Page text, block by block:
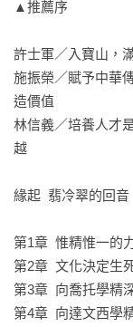
企業的五大精進之道
向喬托學精深：喬
3D；正可補足企業
向達文西學精微：
感與意志；此一心
而不「弱」，正可
性。
向拉斐爾學精密：
▲推薦序
許士軍／入寶山，
施振榮／賦予中華
造價值
林信義／培養人才
越
緣起  翡冷翠的回音
第1章  惟精惟一的
第2章  文化決定生
第3章  向喬托學精
第4章  向達文西學